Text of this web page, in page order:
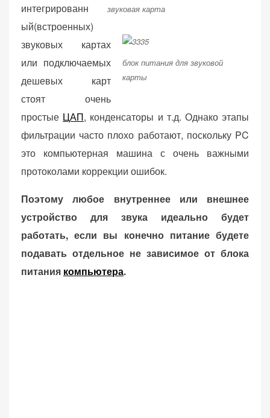
звуковая карта
блок питания для звуковой
карты
интегрированн
ый(встроенных)
звуковых картах
или подключаемых
дешевых карт
стоят очень
простые ЦАП, конденсаторы и т.д. Однако этапы
фильтрации часто плохо работают, поскольку PC
это компьютерная машина с очень важными
протоколами коррекции ошибок.
Поэтому любое внутреннее или внешнее
устройство для звука идеально будет
работать, если вы конечно питание будете
подавать отдельное не зависимое от блока
питания компьютера.
«Настройки
cookie»
Обязательные
(технические)
Необходимы для
работы сайта.
Сохраняют
корзину,
авторизацию. Они
необходимы для
Функциональные
Обеспечивают
нормальную
вы откажетесь от
использования